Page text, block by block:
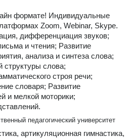
Подробнее обо мне Вы можете
и instagram ( в данном профиле
формате! Индивидуальные
Zoom, Webinar, Skype.
дифференциация звуков;
и чтения; Развитие
анализа и синтеза слова;
структуры слова;
строя речи;
словаря; Развитие
и мелкой моторики;
педагогический университет
артикуляционная гимнастика,